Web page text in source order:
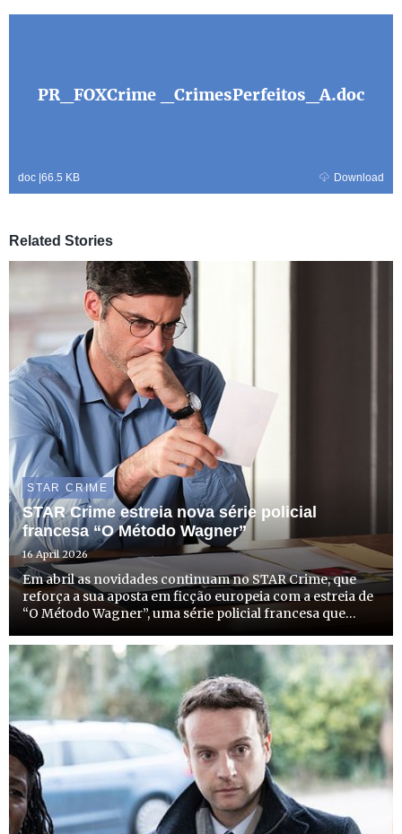
PR_FOXCrime _CrimesPerfeitos_A.doc
doc 66.5 KB Download
Related Stories
STAR CRIME
STAR Crime estreia nova série policial
francesa “O Método Wagner”
16 April 2026
Em abril as novidades continuam no STAR Crime, que
reforça a sua aposta em ficção europeia com a estreia de
“O Método Wagner”, uma série policial francesa que
com emissão todas as terças-feiras à mesma hora.